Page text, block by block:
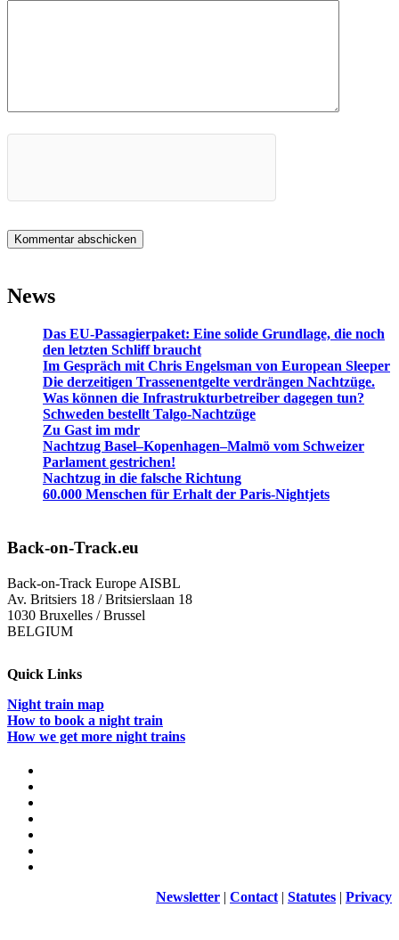
News
Das EU-Passagierpaket: Eine solide Grundlage, die noch
den letzten Schliff braucht
Im Gespräch mit Chris Engelsman von European Sleeper
Die derzeitigen Trassenentgelte verdrängen Nachtzüge.
Was können die Infrastrukturbetreiber dagegen tun?
Schweden bestellt Talgo-Nachtzüge
Zu Gast im mdr
Nachtzug Basel–Kopenhagen–Malmö vom Schweizer
Parlament gestrichen!
Nachtzug in die falsche Richtung
60.000 Menschen für Erhalt der Paris-Nightjets
Back-on-Track.eu
Back-on-Track Europe AISBL
Av. Britsiers 18 / Britsierslaan 18
1030 Bruxelles / Brussel
BELGIUM
Quick Links
Night train map
How to book a night train
How we get more night trains
Newsletter | Contact | Statutes | Privacy